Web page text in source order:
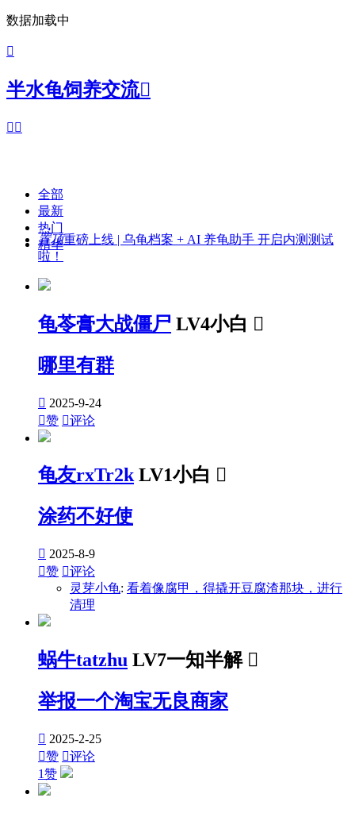
数据加载中

半水龟饲养交流
 
全部
最新
热门
精华
置顶重磅上线 | 乌龟档案 + AI 养龟助手 开启内测测试
啦！
龟苓膏大战僵尸 LV4小白 
哪里有群
 2025-9-24
赞 评论
龟友rxTr2k LV1小白 
涂药不好使
 2025-8-9
赞 评论
灵芽小龟: 看着像腐甲，得撬开豆腐渣那块，进行
清理
蜗牛tatzhu LV7一知半解 
举报一个淘宝无良商家
 2025-2-25
赞 评论
1赞